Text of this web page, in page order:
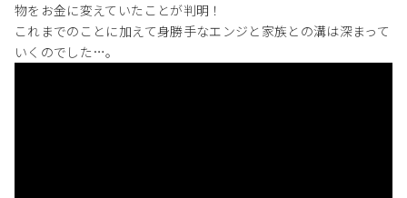
物をお金に変えていたことが判明！
これまでのことに加えて身勝手なエンジと家族との溝は深まって
いくのでした…。